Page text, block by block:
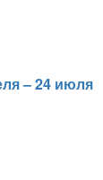
– 24 июля